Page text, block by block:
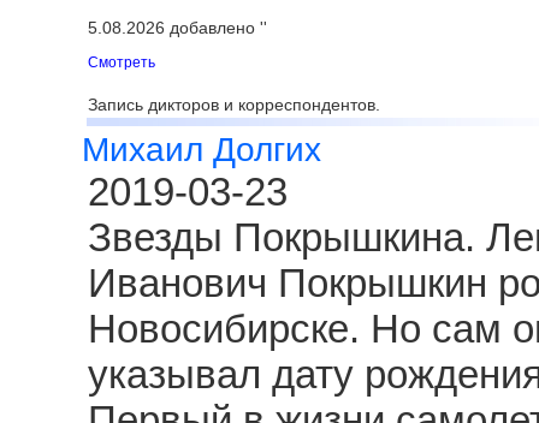
5.08.2026 добавлено ''
Смотреть
Запись дикторов и корреспондентов.
Михаил Долгих
2019-03-23
Звезды Покрышкина.
Иванович Покрышкин
Новосибирске. Но сам
указывал дату